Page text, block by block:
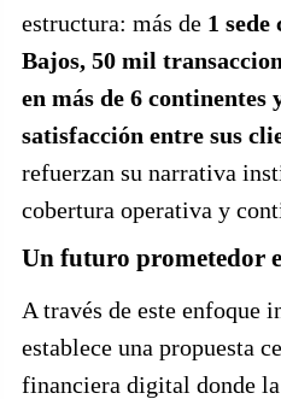
estructura: más de 1 sede
Bajos, 50 mil
en más de 6 continentes
satisfacción entre sus
refuerzan su narrativa
cobertura operativa y
Un futuro prometedor
A través de este enfoque
establece una propuesta
financiera digital donde